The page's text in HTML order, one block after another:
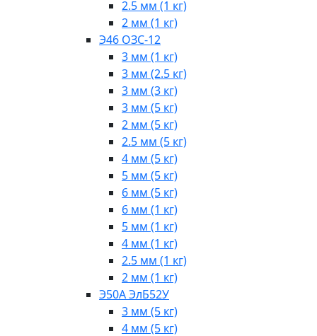
2.5 мм (1 кг)
2 мм (1 кг)
Э46 ОЗС-12
3 мм (1 кг)
3 мм (2.5 кг)
3 мм (3 кг)
3 мм (5 кг)
2 мм (5 кг)
2.5 мм (5 кг)
4 мм (5 кг)
5 мм (5 кг)
6 мм (5 кг)
6 мм (1 кг)
5 мм (1 кг)
4 мм (1 кг)
2.5 мм (1 кг)
2 мм (1 кг)
Э50А ЭлБ52У
3 мм (5 кг)
4 мм (5 кг)